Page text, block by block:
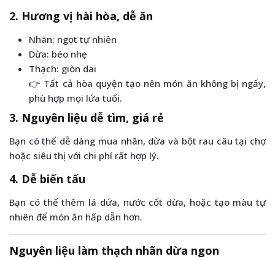
2. Hương vị hài hòa, dễ ăn
Nhãn: ngọt tự nhiên
Dừa: béo nhẹ
Thạch: giòn dai
👉 Tất cả hòa quyện tạo nên món ăn không bị ngấy,
phù hợp mọi lứa tuổi.
3. Nguyên liệu dễ tìm, giá rẻ
Bạn có thể dễ dàng mua nhãn, dừa và bột rau câu tại chợ
hoặc siêu thị với chi phí rất hợp lý.
4. Dễ biến tấu
Bạn có thể thêm lá dứa, nước cốt dừa, hoặc tạo màu tự
nhiên để món ăn hấp dẫn hơn.
Nguyên liệu làm thạch nhãn dừa ngon